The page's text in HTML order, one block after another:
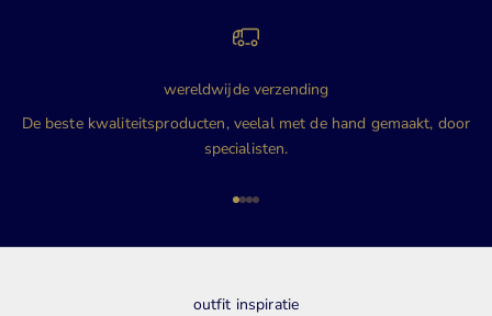
wereldwijde verzending
De beste kwaliteitsproducten, veelal met de hand gemaakt, door
specialisten.
Naar artikel 1
Naar artikel 2
Naar artikel 3
Naar artikel 4
outfit inspiratie